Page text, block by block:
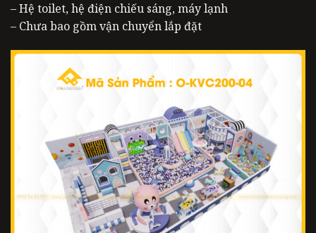
– Hệ toilet, hệ điện chiếu sáng, máy lạnh
– Chưa bao gồm vận chuyển lắp đặt